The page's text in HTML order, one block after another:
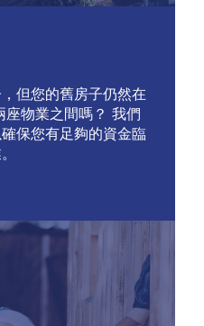
但您的舊房子仍然在
物業之間嗎？ 我們
保您有足夠的資金臨